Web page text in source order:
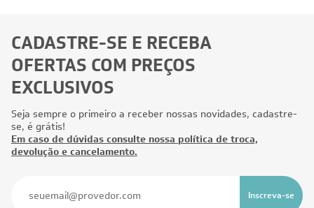
CADASTRE-SE E RECEBA
OFERTAS COM PREÇOS
EXCLUSIVOS
Seja sempre o primeiro a receber nossas novidades, cadastre-
se, é grátis!
Em caso de dúvidas consulte nossa política de troca,
devolução e cancelamento.
Inscreva-se